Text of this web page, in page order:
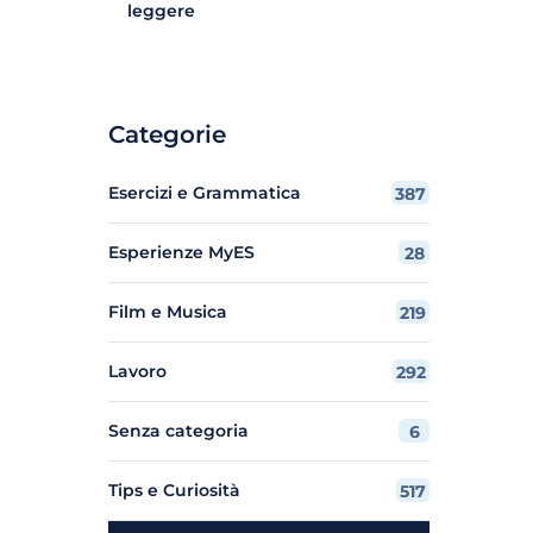
leggere
Categorie
Esercizi e Grammatica 387
Esperienze MyES 28
Film e Musica 219
Lavoro 292
Senza categoria 6
Tips e Curiosità 517